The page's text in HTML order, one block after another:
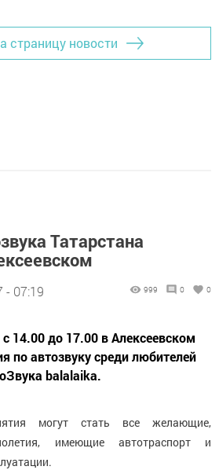
страницу новости
Татарстана
- 07:19 999 0 0
с 14.00 до 17.00 в Алексеевском
по автозвуку среди любителей
balalaika.
могут стать все желающие,
имеющие автотраспорт и